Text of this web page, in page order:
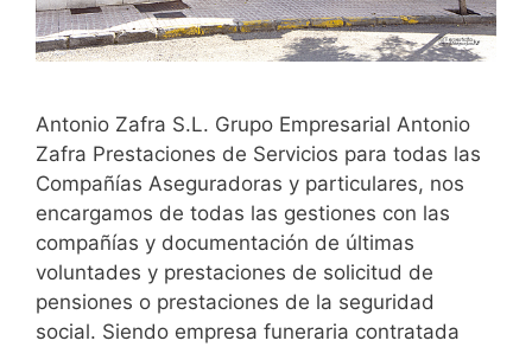
Antonio Zafra S.L. Grupo Empresarial Antonio
Zafra Prestaciones de Servicios para todas las
Compañías Aseguradoras y particulares, nos
encargamos de todas las gestiones con las
compañías y documentación de últimas
voluntades y prestaciones de solicitud de
pensiones o prestaciones de la seguridad
social. Siendo empresa funeraria contratada